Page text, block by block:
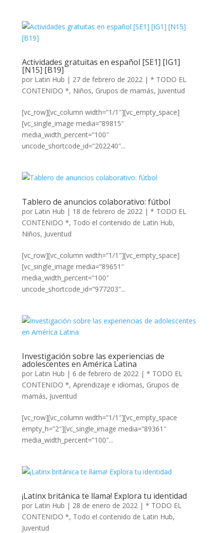
Actividades gratuitas en español [SE1] [IG1]
[N15] [B19]
por Latin Hub | 27 de febrero de 2022| * TODO EL
CONTENIDO *, Niños, Grupos de mamás, Juventud
[vc_row][vc_column width=”1/1″][vc_empty_space]
[vc_single_image media=”89815″
media_width_percent=”100″
uncode_shortcode_id=”202240″...
Tablero de anuncios colaborativo: fútbol
por Latin Hub | 18 de febrero de 2022| * TODO EL
CONTENIDO *, Todo el contenido de Latin Hub,
Niños, Juventud
[vc_row][vc_column width=”1/1″][vc_empty_space]
[vc_single_image media=”89651″
media_width_percent=”100″
uncode_shortcode_id=”977203″...
Investigación sobre las experiencias de
adolescentes en América Latina
por Latin Hub | 6 de febrero de 2022| * TODO EL
CONTENIDO *, Aprendizaje e idiomas, Grupos de
mamás, Juventud
[vc_row][vc_column width=”1/1″][vc_empty_space
empty_h=”2″][vc_single_image media=”89361″
media_width_percent=”100″...
¡Latinx británica te llama! Explora tu identidad
por Latin Hub | 28 de enero de 2022| * TODO EL
CONTENIDO *, Todo el contenido de Latin Hub,
Juventud